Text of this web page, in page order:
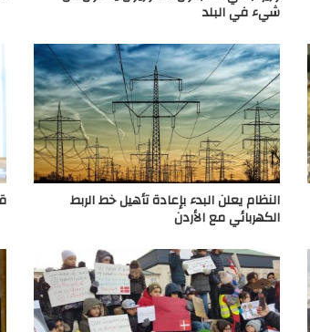
شيء في البلد
النظام يعلن البدء بإعادة تأهيل خط الربط
الكهربائي مع الأردن